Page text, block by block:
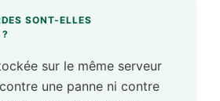
SONT-ELLES
?
sur le même serveur
une panne ni contre